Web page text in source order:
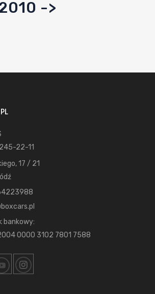
->
22-11
17 / 21
bankowy:
0000 3102 7801 7588